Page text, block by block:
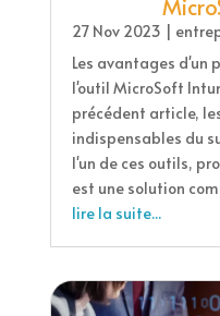
27 Nov 2023 |
Les avantages d'un
l'outil MicroSoft
précédent article,
indispensables du
l'un de ces outils,
est une solution
lire la suite...